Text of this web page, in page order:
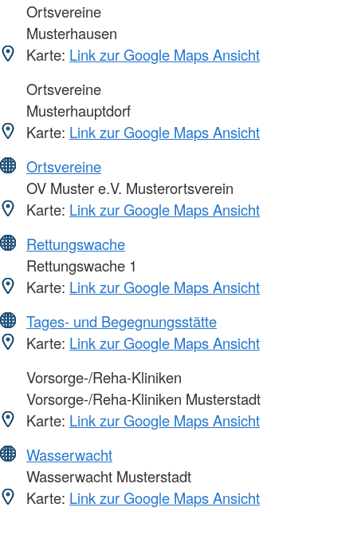
Ortsvereine
Musterhausen
Karte: Link zur Google Maps Ansicht
Ortsvereine
Musterhauptdorf
Karte: Link zur Google Maps Ansicht
Ortsvereine
OV Muster e.V. Musterortsverein
Karte: Link zur Google Maps Ansicht
Rettungswache
Rettungswache 1
Karte: Link zur Google Maps Ansicht
Tages- und Begegnungsstätte
Karte: Link zur Google Maps Ansicht
Vorsorge-/Reha-Kliniken
Vorsorge-/Reha-Kliniken Musterstadt
Karte: Link zur Google Maps Ansicht
Wasserwacht
Wasserwacht Musterstadt
Karte: Link zur Google Maps Ansicht